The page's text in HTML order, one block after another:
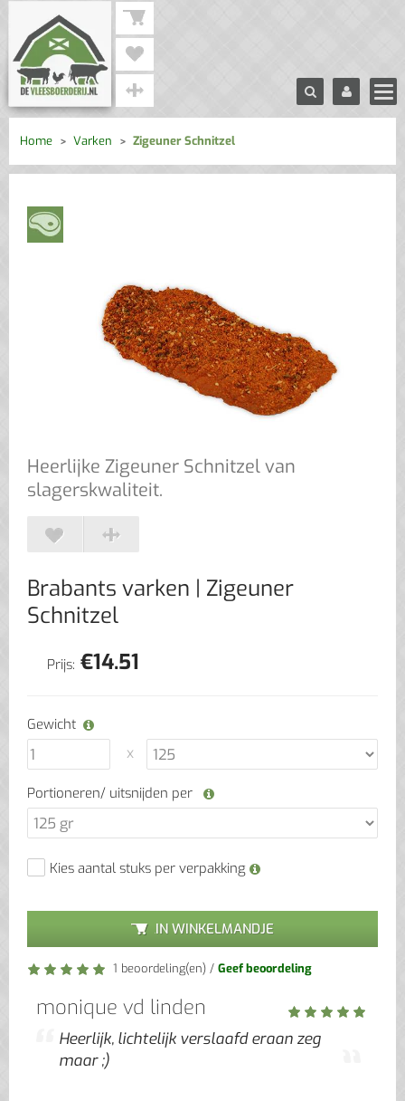
Home Varken Zigeuner Schnitzel
Heerlijke Zigeuner Schnitzel van
slagerskwaliteit.
Brabants varken | Zigeuner
Schnitzel
Prijs: €14.51
Gewicht
Portioneren/ uitsnijden per
Kies aantal stuks per verpakking
IN WINKELMANDJE
1 beoordeling(en) / Geef beoordeling
monique vd linden
Heerlijk, lichtelijk verslaafd eraan zeg
maar ;)